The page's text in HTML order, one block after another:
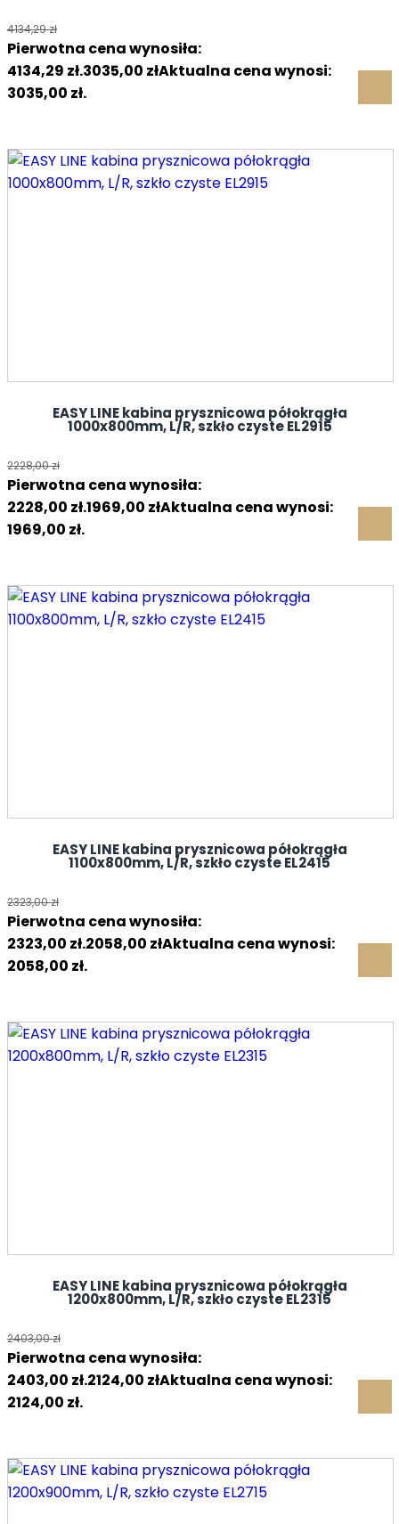
4134,29zł
Pierwotna cena wynosiła:
4134,29 zł.3035,00 złAktualna cena wynosi:
3035,00 zł.
EASY LINE kabina prysznicowa półokrągła
1000x800mm, L/R, szkło czyste EL2915
2228,00zł
Pierwotna cena wynosiła:
2228,00 zł.1969,00 złAktualna cena wynosi:
1969,00 zł.
EASY LINE kabina prysznicowa półokrągła
1100x800mm, L/R, szkło czyste EL2415
2323,00zł
Pierwotna cena wynosiła:
2323,00 zł.2058,00 złAktualna cena wynosi:
2058,00 zł.
EASY LINE kabina prysznicowa półokrągła
1200x800mm, L/R, szkło czyste EL2315
2403,00zł
Pierwotna cena wynosiła:
2403,00 zł.2124,00 złAktualna cena wynosi:
2124,00 zł.